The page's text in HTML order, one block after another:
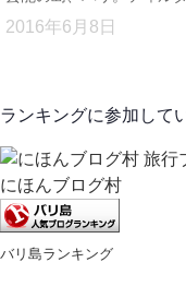
2016年6月8日
ランキングに参加して
にほんブログ村
バリ島ランキング